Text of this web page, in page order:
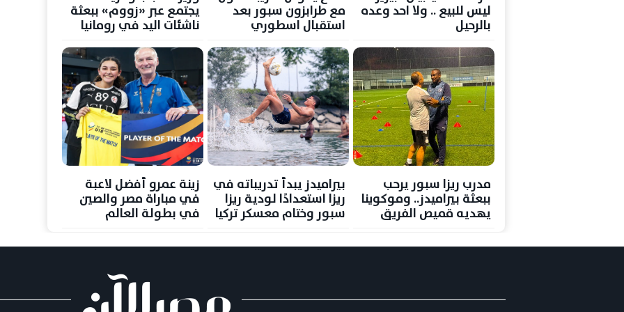
ليس للبيع .. ولا احد وعده
بالرحيل
مع طرابزون سبور بعد
استقبال اسطوري
يجتمع عبر «زووم» ببعثة
ناشئات اليد في رومانيا
مدرب ريزا سبور يرحب
ببعثة بيراميدز.. وموكوينا
يهديه قميص الفريق
بيراميدز يبدأ تدريباته في
ريزا استعدادًا لودية ريزا
سبور وختام معسكر تركيا
زينة عمرو أفضل لاعبة
في مباراة مصر والصين
في بطولة العالم